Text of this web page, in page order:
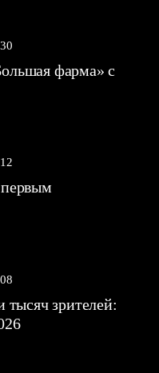
фарма» с
тысяч зрителей: